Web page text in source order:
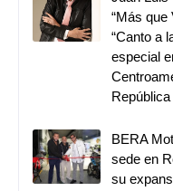
“Más que
“Canto a
especial
BERA
sede en
su